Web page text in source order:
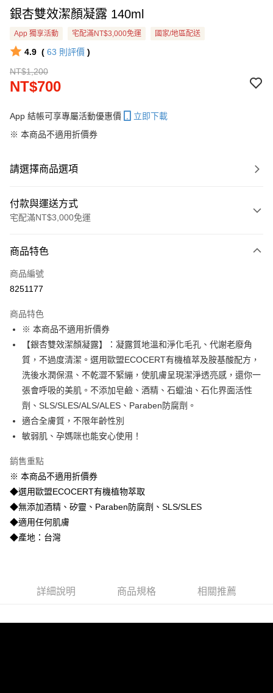
銀杏雙效潔顏凝露 140ml
App 獨享活動 宅配滿NT$3,000免運 國家/地區配送
4.9 ( 63 則評價 )
NT$1,200
NT$700
App 結帳可享專屬活動優惠價
立即下載
※ 本商品不適用折價券
請選擇商品選項
付款與運送方式
宅配滿NT$3,000免運
信用卡一次付款
信用卡分期付款
合作金庫商業銀行
華南商業銀行
上海商業儲蓄銀行
台北富邦商業銀行
國泰世華商業銀行
兆豐國際商業銀行
臺灣中小企業銀行
台中商業銀行
匯豐（台灣）商業銀行
華泰商業銀行
聯邦商業銀行
遠東國際商業銀行
元大商業銀行
永豐商業銀行
玉山商業銀行
台新國際商業銀行
超商取貨付款
LINE Pay
Apple Pay
街口支付
大哥付你分期
【大哥付你分期使用說明】
1.本服務由台灣大哥大提供，台灣大哥大用戶可立即使用無須另外申請。
2.付款方式選擇「大哥付你分期」，訂單成立後會自動跳轉到大哥付的交易
流程，驗證手機門號後，選擇欲分期的期數、繳款截止日，確認付款後即完
成交易。
3.實際核准額度、可分期數及費用金額請依後續交易確認頁面所載為準。
4.訂單成立30分鐘內，如未前往確認交易或遇審核未通過，訂單將自動取
消。如遇「轉專審核」未通過狀況，表示未達大哥付你分期系統評分，恕無
醒簡訊。
2.透過簡訊連結打開帳單後，可選擇「超商條碼／台灣大直營門市／銀行轉
Hami Point
相關說明
「Hami Point」為中華電信所提供之點數服務，可於會員專區綁定中華電信
ATM付款
貨到付款
全家取貨付款
付款後全家取貨
商品特色
商品編號
8251177
商品特色
※ 本商品不適用折價券
【銀杏雙效潔顏凝露】：凝露質地溫和淨化毛孔、代謝老廢角
質，不過度清潔。選用歐盟ECOCERT有機植萃及胺基酸配方，
洗後水潤保濕、不乾澀不緊繃，使肌膚呈現潔淨透亮感，還你一
張會呼吸的美肌。不添加皂鹼、酒精、石蠟油、石化界面活性
劑、SLS/SLES/ALS/ALES、Paraben防腐劑。
適合全膚質，不限年齡性別
敏弱肌、孕媽咪也能安心使用！
銷售重點
※ 本商品不適用折價券
◆選用歐盟ECOCERT有機植物萃取
◆無添加酒精、矽靈、Paraben防腐劑、SLS/SLES
◆適用任何肌膚
◆產地：台灣
詳細說明 商品規格 相關推薦